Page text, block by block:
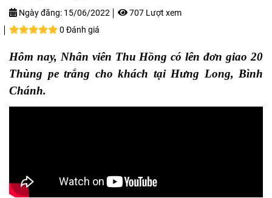
Ngày đăng: 15/06/2022
707 Lượt xem
0 Đánh giá
Hôm nay, Nhân viên Thu Hồng có lên đơn giao 20
Thùng pe trắng cho khách tại Hưng Long, Bình
Chánh.